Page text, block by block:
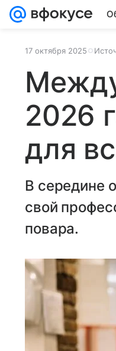
17 октября 2025
2026
для
В середине
свой
повара.